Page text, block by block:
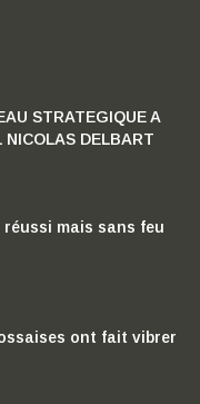
STRATEGIQUE A
NICOLAS DELBART
réussi mais sans feu
ont fait vibrer